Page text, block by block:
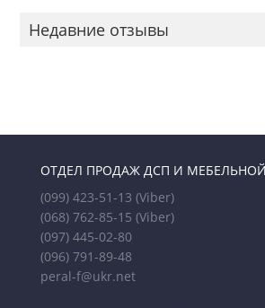
Недавние отзывы
ОТДЕЛ ПРОДАЖ ДСП И
(099) 423-51-13 (Viber)
(068) 762-85-15 (Viber)
(097) 445-02-80
(096) 791-89-48
peral-f@ukr.net